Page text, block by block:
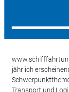
jährlich
Transport und